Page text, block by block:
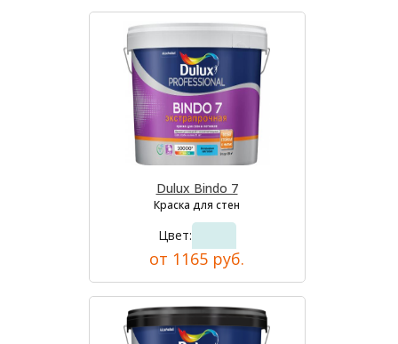
Dulux Bindo 7
Краска для стен
Цвет:
от 1165 руб.